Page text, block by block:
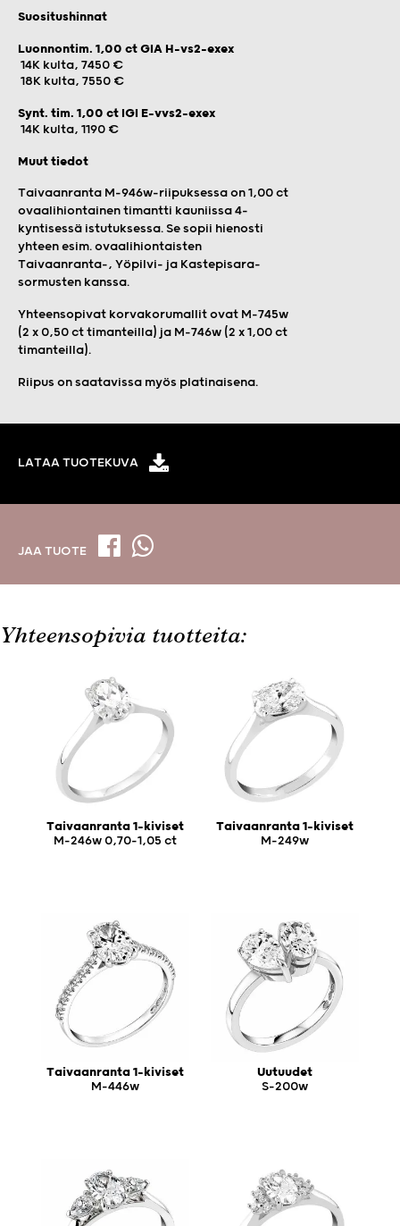
Suositushinnat
Luonnontim. 1,00 ct GIA H-vs2-exex
14K kulta, 7450 €
18K kulta, 7550 €
Synt. tim. 1,00 ct IGI E-vvs2-exex
14K kulta, 1190 €
Muut tiedot
Taivaanranta M-946w-riipuksessa on 1,00 ct
ovaalihiontainen timantti kauniissa 4-
kyntisessä istutuksessa. Se sopii hienosti
yhteen esim. ovaalihiontaisten
Taivaanranta-, Yöpilvi- ja Kastepisara-
sormusten kanssa.
Yhteensopivat korvakorumallit ovat M-745w
(2 x 0,50 ct timanteilla) ja M-746w (2 x 1,00 ct
timanteilla).
Riipus on saatavissa myös platinaisena.
LATAA TUOTEKUVA
JAA TUOTE
Yhteensopivia tuotteita:
Taivaanranta 1-kiviset
M-246w 0,70-1,05 ct
Taivaanranta 1-kiviset
M-249w
Taivaanranta 1-kiviset
M-446w
Uutuudet
S-200w